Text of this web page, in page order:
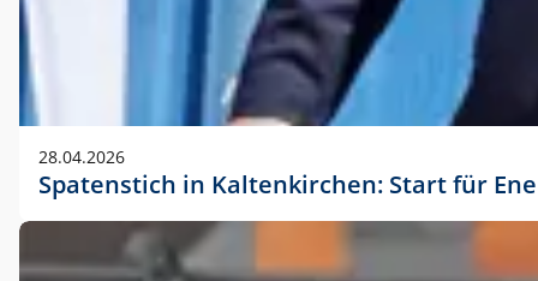
28.04.2026
Spatenstich in Kaltenkirchen: Start für